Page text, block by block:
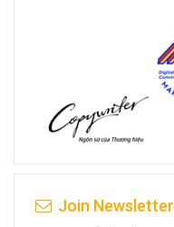
Join Newsletter